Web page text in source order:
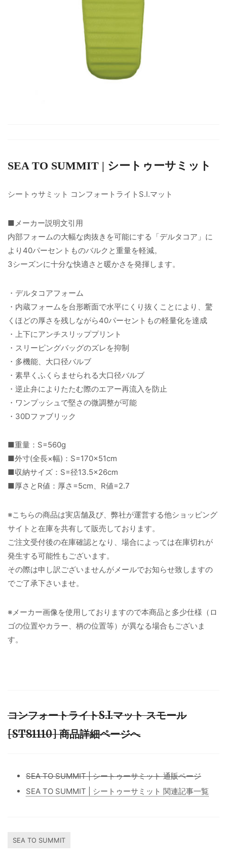
SEA TO SUMMIT | シートゥーサミット
シートゥサミット コンフォートライトS.I.マット
■メーカー説明文引用
内部フォームの大幅な肉抜きを可能にする「デルタコア」に
より40パーセントものバルクと重量を軽減。
3シーズンに十分な快適さと暖かさを発揮します。
・デルタコアフォーム
・内蔵フォームを台形断面で水平にくり抜くことにより、驚
くほどの厚さを残しながら40パーセントもの軽量化を達成
・上下にアンチスリッププリント
・スリーピングバッグのズレを抑制
・多機能、大口径バルブ
・素早くふくらませられる大口径バルブ
・逆止弁によりたたむ際のエアー再流入を防止
・ワンプッシュで堅さの微調整が可能
・30Dファブリック
■重量：S=560g
■外寸(全長×幅)：S=170×51cm
■収納サイズ：S=径13.5×26cm
■厚さとR値：厚さ=5cm、R値=2.7
※こちらの商品は実店舗及び、弊社が運営する他ショッピング
サイトと在庫を共有して販売しております。
ご注文受付後の在庫確認となり、場合によっては在庫切れが
発生する可能性もございます。
その際は申し訳ございませんがメールでお知らせ致しますの
でご了承下さいませ。
※メーカー画像を使用しておりますので本商品と多少仕様（ロ
ゴの位置やカラー、柄の位置等）が異なる場合もございま
す。
コンフォートライトS.I.マット スモール
[ST81110] 商品詳細ページへ
SEA TO SUMMIT | シートゥーサミット 通販ページ
SEA TO SUMMIT | シートゥーサミット 関連記事一覧
SEA TO SUMMIT